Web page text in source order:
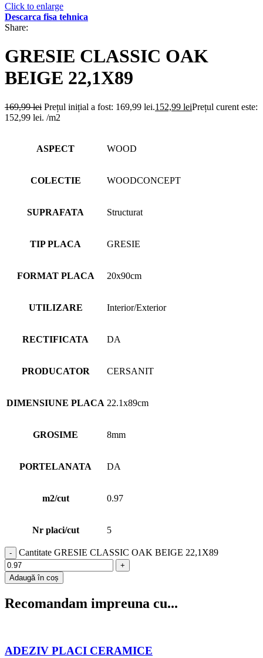
Click to enlarge
Descarca fisa tehnica
Share:
GRESIE CLASSIC OAK
BEIGE 22,1X89
169,99lei Prețul inițial a fost: 169,99 lei.152,99 leiPrețul curent este:
152,99 lei. /m2
ASPECT WOOD
COLECTIE WOODCONCEPT
SUPRAFATA Structurat
TIP PLACA GRESIE
FORMAT PLACA 20x90cm
UTILIZARE Interior/Exterior
RECTIFICATA DA
PRODUCATOR CERSANIT
DIMENSIUNE PLACA 22.1x89cm
GROSIME 8mm
PORTELANATA DA
m2/cut 0.97
Nr placi/cut 5
Cantitate GRESIE CLASSIC OAK BEIGE 22,1X89
Adaugă în coș
Recomandam impreuna cu...
ADEZIV PLACI CERAMICE